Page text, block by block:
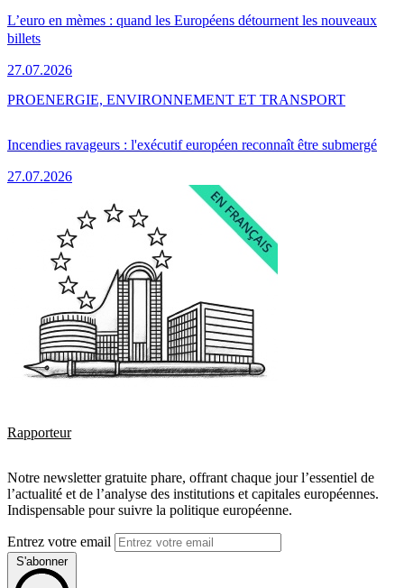
L’euro en mèmes : quand les Européens détournent les nouveaux
billets
27.07.2026
Incendies ravageurs : l'exécutif européen reconnaît être submergé
27.07.2026
PROENERGIE, ENVIRONNEMENT ET TRANSPORT
Rapporteur
Notre newsletter gratuite phare, offrant chaque jour l’essentiel de
l’actualité et de l’analyse des institutions et capitales européennes.
Indispensable pour suivre la politique européenne.
Entrez votre email
S'abonner